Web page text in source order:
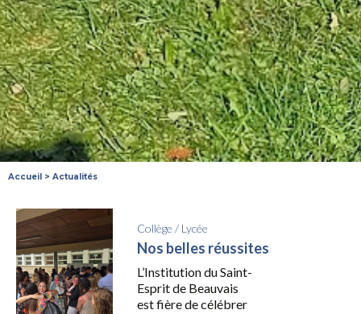
Accueil > Actualités
Collège / Lycée
Nos belles réussites
L’Institution du Saint-
Esprit de Beauvais
est fière de célébrer